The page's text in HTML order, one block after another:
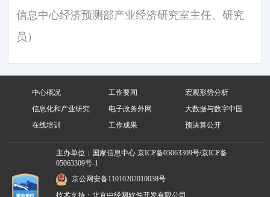
信息中心经济预测部产业经济研究室主任、研究
员）
中心概况 工作要闻
宏观形势分析
信息化和产业研究
电子政务外网
大数据与数字中国
在线培训
工作成果 预决算公开
主办单位：国家信息中心京ICP备05063309号/京ICP备
05063309号-1
京公网安备11010202010038号
技术支持：北京中经网软件开发有限公司